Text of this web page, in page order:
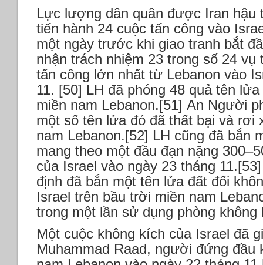
Lực lượng dân quân được Iran hậu
tiến hành 24 cuộc tấn công vào
một ngày trước khi giao tranh bắt
nhận trách nhiệm 23 trong số 24
tấn công lớn nhất từ ​​Lebanon vào
11. [50] LH đã phóng 48 quả tên
miền nam Lebanon.[51] An Người
một số tên lửa đó đã thất bại và rơi
nam Lebanon.[52] LH cũng đã bắn
mang theo một đầu đạn nặng
của Israel vào ngày 23 tháng
định đã bắn một tên lửa đất đối
Israel trên bầu trời miền nam
trong một lần sử dụng phòng
Một cuộc không kích của Israel đã
Muhammad Raad, người đứng đầu